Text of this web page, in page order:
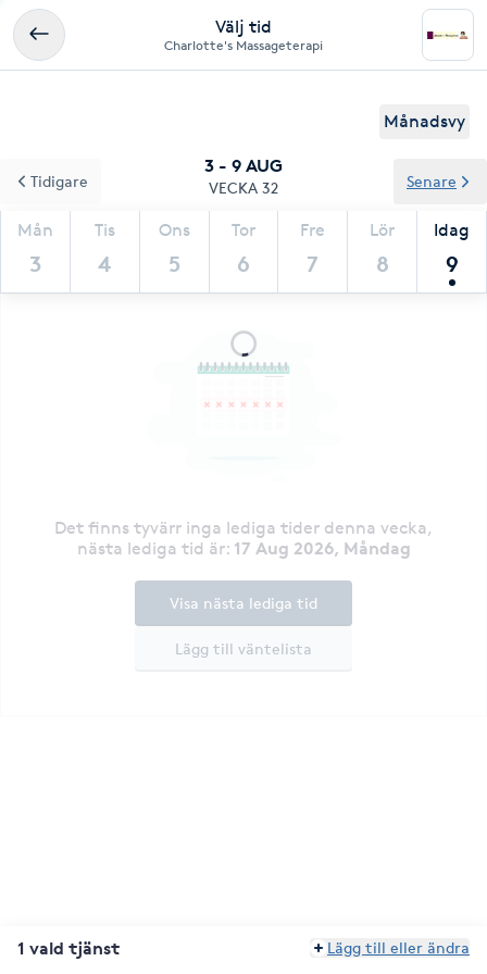
Välj tid
Charlotte's Massageterapi
Månadsvy
3 - 9 AUG
VECKA 32
Mån
3
Tis
4
Ons
5
Tor
6
Fre
7
Lör
8
Idag
9
Tidigare Senare
Det finns tyvärr inga lediga tider denna vecka,
nästa lediga tid är: 17 Aug 2026, Måndag
Lägg till väntelista
Visa nästa lediga tid
1 vald tjänst Lägg till eller ändra